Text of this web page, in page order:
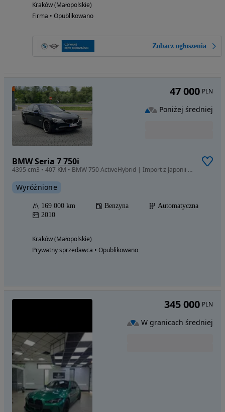
Kraków (Małopolskie)
Firma • Opublikowano
Zobacz ogłoszenia
BMW Seria 7 750i
4395 cm3 • 407 KM • BMW 750 ActiveHybrid | Import z Japonii | Bezwypadkowy |
Wyróżnione
169 000 km Benzyna
Automatyczna
2010
Kraków (Małopolskie)
Prywatny sprzedawca • Opublikowano
47 000 PLN
Poniżej średniej
345 000 PLN
W granicach średniej